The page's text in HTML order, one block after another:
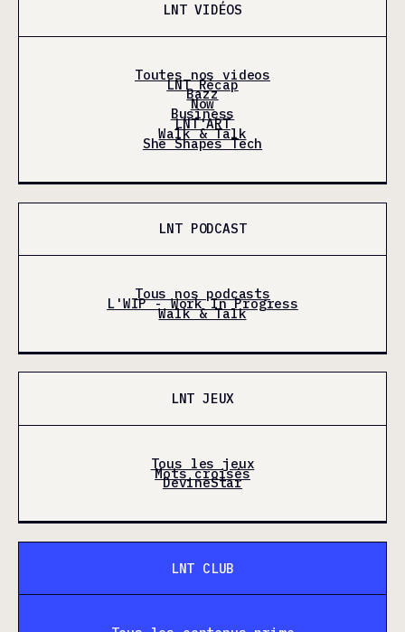
LNT VIDÉOS
Toutes nos videos
LNT Récap
Bazz
Now
Business
LNT'ART
Walk & Talk
She Shapes Tech
LNT PODCAST
Tous nos podcasts
L'WIP - Work In Progress
Walk & Talk
LNT JEUX
Tous les jeux
Mots croisés
DevineStar
LNT CLUB